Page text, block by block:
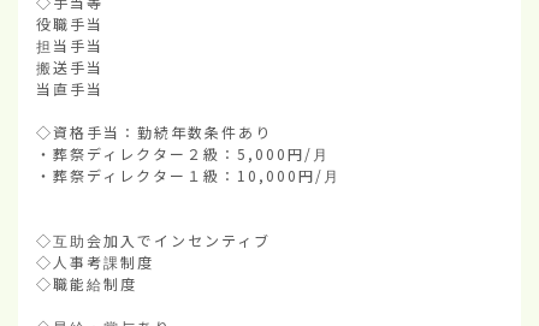
役職手当
担当手当
搬送手当
当直手当
◇資格手当：勤続年数条件あり
・葬祭ディレクター２級：5,000円/月
・葬祭ディレクター１級：10,000円/月
◇互助会加入でインセンティブ
◇人事考課制度
◇職能給制度